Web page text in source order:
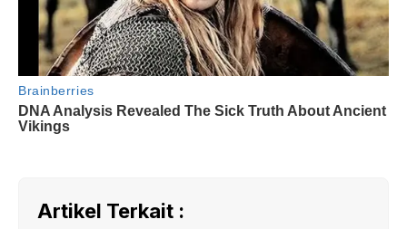
Artikel Terkait :